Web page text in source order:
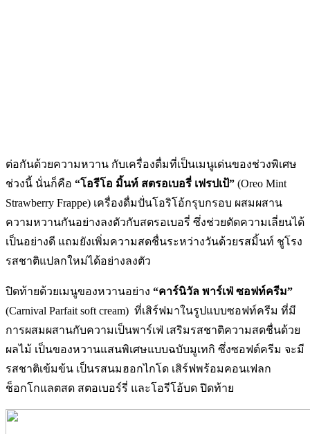
ต่อกันด้วยความหวาน กับเครื่องดื่มที่เป็นเมนูเด่นของช่วงพิเศษ
ช่วงนี้ นั่นก็คือ “โอรีโอ มิ้นท์ สตรอเบอรี่ เฟรปเป้” (Oreo Mint
Strawberry Frappe) เครื่องดื่มปั่นโอริโอ้กรุบกรอบ ผสมผสาน
ความหวานกันอย่างลงตัวกับสตรอเบอรี่ ซึ่งช่วยตัดความเลี่ยนได้
เป็นอย่างดี แถมยังเพิ่มความสดชื่นระหว่างวันด้วยรสมิ้นท์ ชูโรง
รสชาติแปลกใหม่ได้อย่างลงตัว
ปิดท้ายด้วยเมนูของหวานอย่าง “คาร์นิวัล พาร์เฟ่ ซอฟท์ครีม”
(Carnival Parfait soft cream) ที่เสิร์ฟมาในรูปแบบซอฟท์ครีม ที่มี
การผสมผสานกับความเป็นพาร์เฟ่ เสริมรสชาติความสดชื่นด้วย
ผลไม้ เป็นของหวานแสนพิเศษแบบฉบับมูเทกิ ซึ่งซอฟต์ครีม จะมี
รสชาติเข้มข้น เป็นรสนมฮอกไกโด เสิร์ฟพร้อมคอนเฟลก
ช็อกโกแลตสด สตอเบอร์รี่ และโอรีโอ้บด ปิดท้าย